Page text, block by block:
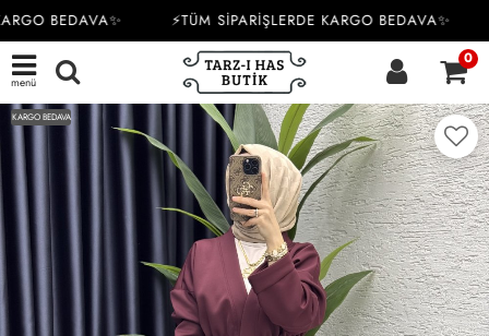
BEDAVA✨ ⚡TÜM SİPARİŞLERDE KARGO BEDAVA✨
menü
0
KARGO BEDAVA